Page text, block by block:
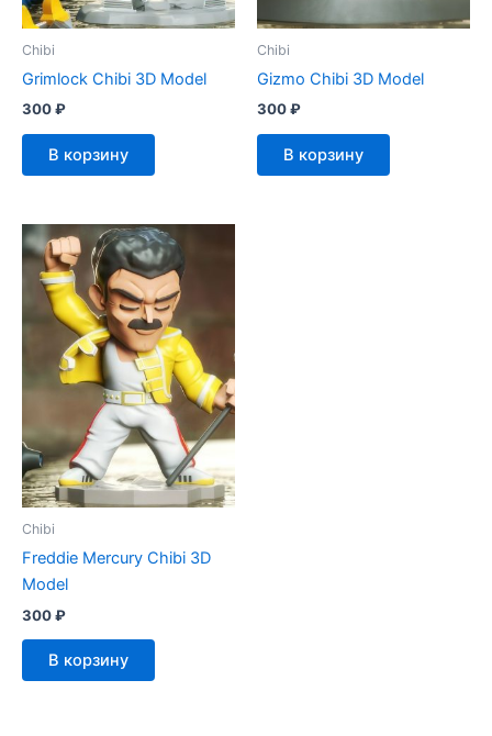
Chibi
Grimlock Chibi 3D Model
300₽
В корзину
Chibi
Gizmo Chibi 3D Model
300₽
В корзину
Chibi
Freddie Mercury Chibi 3D
Model
300₽
В корзину